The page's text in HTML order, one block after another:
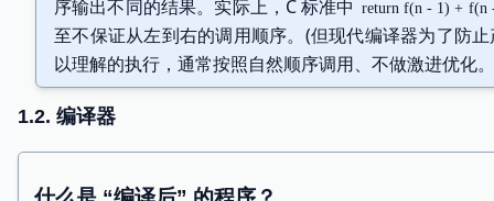
执行 frames[-1].PC 处的语句 (假设是 SimpleC)
f(x): stack[-1].next_pc(); stack.push(x=x, PC=f)
这一步是完全机械的操作
序输出不同的结果。实际上，C 标准中 return f(n - 1) + f(n
至不保证从左到右的调用顺序。(但现代编译器为了防
以理解的执行，通常按照自然顺序调用、不做激进优化
1.2. 编译器